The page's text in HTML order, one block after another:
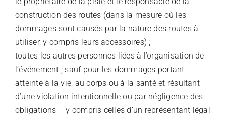
construction des routes (dans la mesure où les
dommages sont causés par la nature des routes à
utiliser, y compris leurs accessoires) ;
toutes les autres personnes liées à l’organisation de
l’événement ; sauf pour les dommages portant
atteinte à la vie, au corps ou à la santé et résultant
d’une violation intentionnelle ou par négligence des
obligations – y compris celles d’un représentant légal